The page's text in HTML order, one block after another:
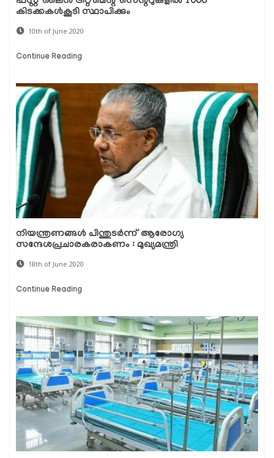
കിടക്കകള്‍കൂടി സ്ഥാപിക്കും
10th of June 2020
Continue Reading
നിയന്ത്രണങ്ങള്‍ പിന്തുടര്‍ന്ന് ആരോഗ്യ
സന്ദേശപ്രചാരകരാകണം : മുഖ്യമന്ത്രി
18th of June 2020
Continue Reading